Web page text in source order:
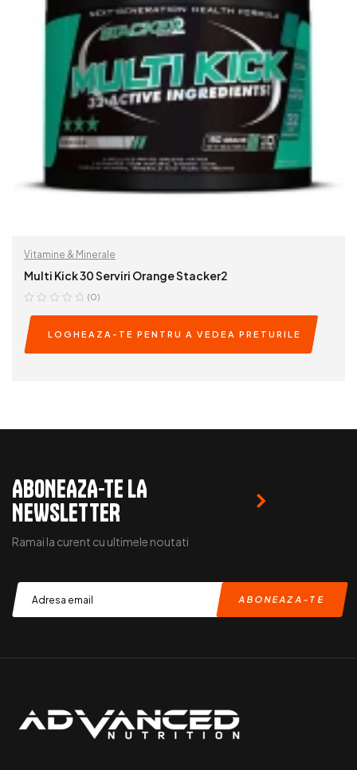
Vitamine & Minerale
Multi Kick 30 Serviri Orange Stacker2
(0)
LOGHEAZA-TE PENTRU A VEDEA PRETURILE
ABONEAZA-TE LA
NEWSLETTER
Ramai la curent cu ultimele noutati